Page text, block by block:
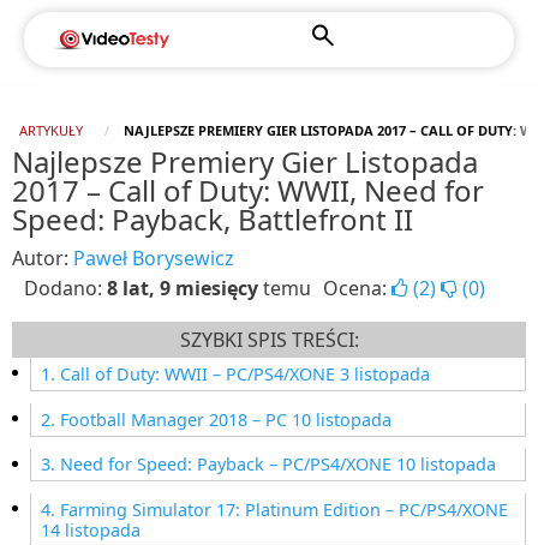
ARTYKUŁY NAJLEPSZE PREMIERY GIER LISTOPADA 2017 – CALL OF DUTY:
Najlepsze Premiery Gier Listopada
2017 – Call of Duty: WWII, Need for
Speed: Payback, Battlefront II
Autor: Paweł Borysewicz
Dodano: 8 lat, 9 miesięcytemu Ocena: (2) (0)
SZYBKI SPIS TREŚCI:
1. Call of Duty: WWII – PC/PS4/XONE 3 listopada
2. Football Manager 2018 – PC 10 listopada
3. Need for Speed: Payback – PC/PS4/XONE 10 listopada
4. Farming Simulator 17: Platinum Edition – PC/PS4/XONE
14 listopada